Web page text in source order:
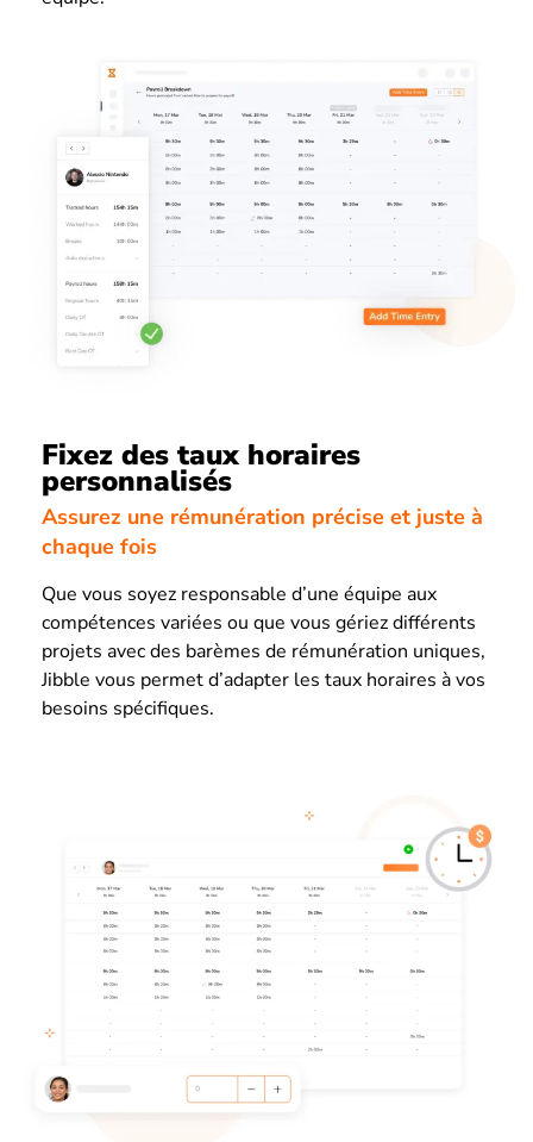
Fixez des taux horaires
personnalisés
Assurez une rémunération précise et juste à
chaque fois
Que vous soyez responsable d’une équipe aux
compétences variées ou que vous gériez différents
projets avec des barèmes de rémunération uniques,
Jibble vous permet d’adapter les taux horaires à vos
besoins spécifiques.